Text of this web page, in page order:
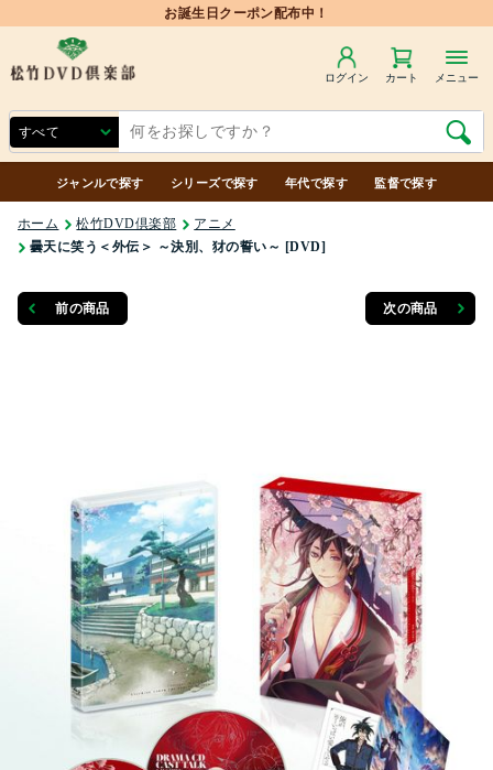
ログイン カート メニュー
ジャンルで探す シリーズで探す 年代で探す 監督で探す
ホーム 松竹DVD倶楽部
アニメ
曇天に笑う＜外伝＞ ～決別、犲の誓い～ [DVD]
前の商品 次の商品